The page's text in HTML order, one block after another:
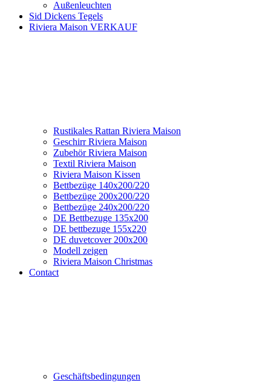
Außenleuchten
Sid Dickens Tegels
Riviera Maison VERKAUF
Rustikales Rattan Riviera Maison
Geschirr Riviera Maison
Zubehör Riviera Maison
Textil Riviera Maison
Riviera Maison Kissen
Bettbezüge 140x200/220
Bettbezüge 200x200/220
Bettbezüge 240x200/220
DE Bettbezuge 135x200
DE bettbezuge 155x220
DE duvetcover 200x200
Modell zeigen
Riviera Maison Christmas
Contact
Geschäftsbedingungen